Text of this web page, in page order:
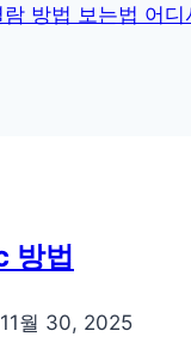
방법 보는법 어디
방법
11월 30, 2025